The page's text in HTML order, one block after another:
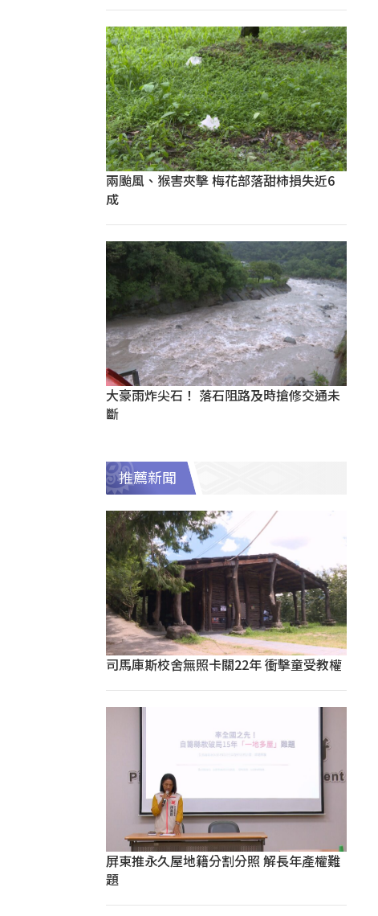
兩颱風、猴害夾擊 梅花部落甜柿損失近6
成
大豪雨炸尖石！ 落石阻路及時搶修交通未
斷
推薦新聞
司馬庫斯校舍無照卡關22年 衝擊童受教權
屏東推永久屋地籍分割分照 解長年產權難
題